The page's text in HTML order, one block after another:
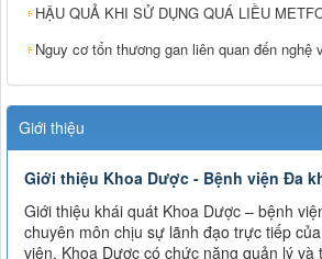
HẬU QUẢ KHI SỬ DỤNG QUÁ LIỀU
Nguy cơ tổn thương gan liên quan đến nghệ
Giới thiệu
Giới thiệu Khoa Dược - Bệnh viện Đa
Giới thiệu khái quát Khoa Dược – bệnh
chuyên môn chịu sự lãnh đạo trực tiếp
viện. Khoa Dược có chức năng quản lý và